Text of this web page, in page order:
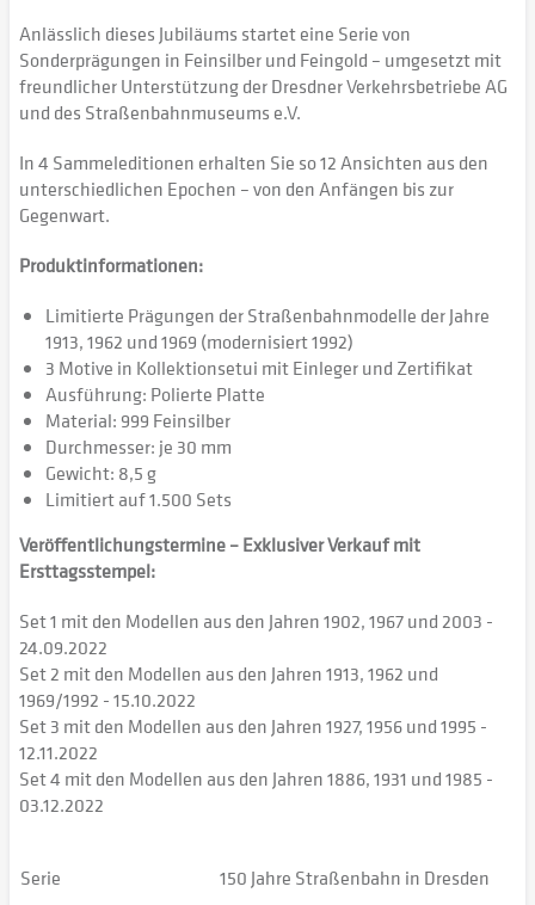
Anlässlich dieses Jubiläums startet eine Serie von
Sonderprägungen in Feinsilber und Feingold – umgesetzt mit
freundlicher Unterstützung der Dresdner Verkehrsbetriebe AG
und des Straßenbahnmuseums e.V.
In 4 Sammeleditionen erhalten Sie so 12 Ansichten aus den
unterschiedlichen Epochen – von den Anfängen bis zur
Gegenwart.
Produktinformationen:
Limitierte Prägungen der Straßenbahnmodelle der Jahre
1913, 1962 und 1969 (modernisiert 1992)
3 Motive in Kollektionsetui mit Einleger und Zertifikat
Ausführung: Polierte Platte
Material: 999 Feinsilber
Durchmesser: je 30 mm
Gewicht: 8,5 g
Limitiert auf 1.500 Sets
Veröffentlichungstermine – Exklusiver Verkauf mit
Ersttagsstempel:
Set 1 mit den Modellen aus den Jahren 1902, 1967 und 2003 -
24.09.2022
Set 2 mit den Modellen aus den Jahren 1913, 1962 und
1969/1992 - 15.10.2022
Set 3 mit den Modellen aus den Jahren 1927, 1956 und 1995 -
12.11.2022
Set 4 mit den Modellen aus den Jahren 1886, 1931 und 1985 -
03.12.2022
Serie 150 Jahre Straßenbahn in Dresden